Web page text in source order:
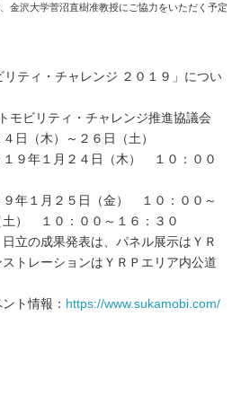
金沢大学菅沼直樹准教授にご協力をいただく予定
ティ・チャレンジ ２０１９」につい
モビリティ・チャレンジ推進協議会
日（木）～２６日（土）
９年１月２４日（木） １０：００
年１月２５日（金） １０：００～
土） １０：００～１６：３０
立の成果発表は、パネル展示はＹＲ
トレーションはＹＲＰエリア内公道
ト情報： https://www.sukamobi.com/